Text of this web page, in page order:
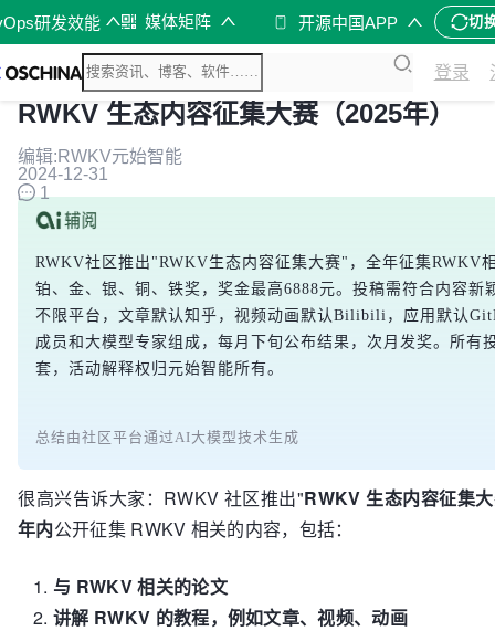
研发效能 媒体矩阵 开源中国APP 切
登录
RWKV 生态内容征集大赛（2025年）
编辑:RWKV元始智能
2024-12-31
1
RWKV社区推出"RWKV生态内容征集大赛"，全年征集RWKV
铂、金、银、铜、铁奖，奖金最高6888元。投稿需符合内容新
不限平台，文章默认知乎，视频动画默认Bilibili，应用默认
成员和大模型专家组成，每月下旬公布结果，次月发奖。所有
套，活动解释权归元始智能所有。
总结由社区平台通过AI大模型技术生成
很高兴告诉大家：RWKV 社区推出"RWKV 生态内容征集
年内公开征集 RWKV 相关的内容，包括：
与 RWKV 相关的论文
讲解 RWKV 的教程，例如文章、视频、动画